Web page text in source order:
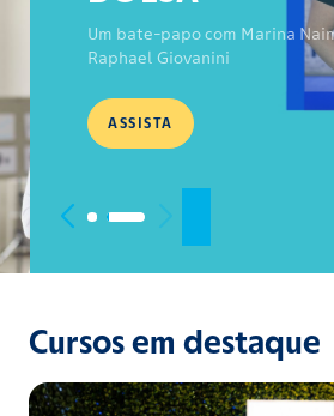
Um bate-papo com Marina Naime e
Raphael Giovanini
ASSISTA
Cursos em destaque